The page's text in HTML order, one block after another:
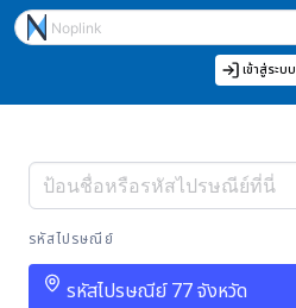
เข้าสู่ระบบ
รหัสไปรษณีย์
รหัสไปรษณีย์ 77 จังหวัด